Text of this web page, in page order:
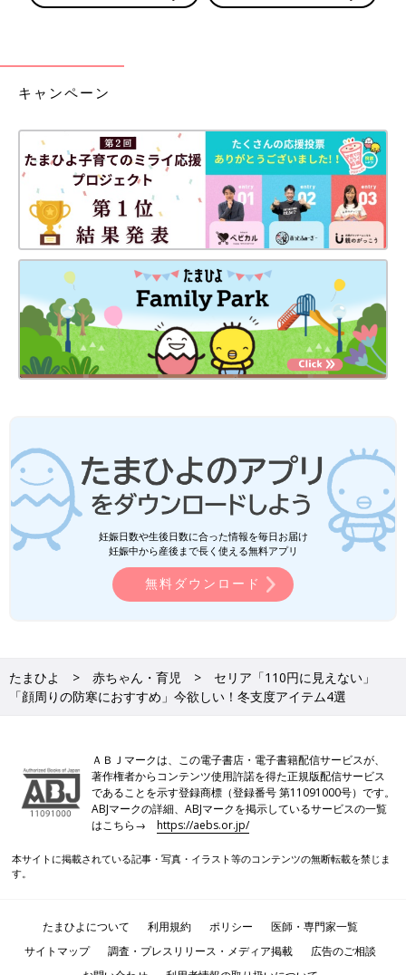
キャンペーン
妊娠日数や生後日数に合った情報を毎日お届け
妊娠中から産後まで長く使える無料アプリ
無料ダウンロード
たまひよ 赤ちゃん・育児
セリア「110円に見えない」
「顔周りの防寒におすすめ」今欲しい！冬支度アイテム4選
ＡＢＪマークは、この電子書店・電子書籍配信サービスが、
著作権者からコンテンツ使用許諾を得た正規版配信サービス
であることを示す登録商標（登録番号 第11091000号）です。
ABJマークの詳細、ABJマークを掲示しているサービスの一覧
はこちら→https://aebs.or.jp/
本サイトに掲載されている記事・写真・イラスト等のコンテンツの無断転載を禁じま
す。
たまひよについて 利用規約 ポリシー
医師・専門家一覧
サイトマップ
調査・プレスリリース・メディア掲載
広告のご相談